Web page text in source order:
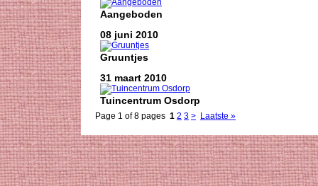
Aangeboden
08 juni 2010
Gruuntjes
31 maart 2010
Tuincentrum Osdorp
Page 1 of 8 pages 1 2 3 > Laatste »